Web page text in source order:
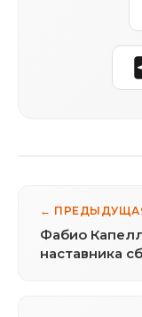
←
Фабио
наставника